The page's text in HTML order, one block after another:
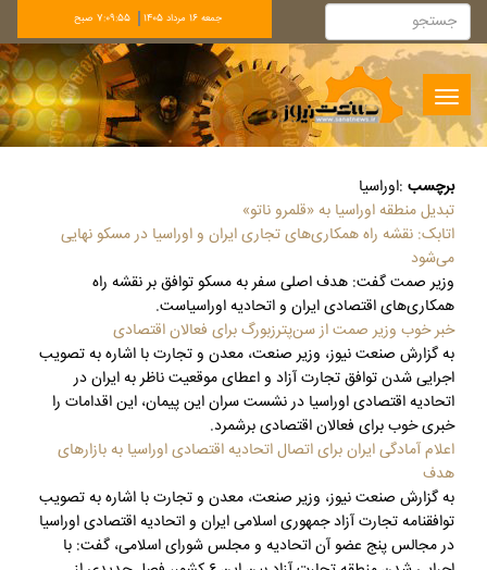
جمعه 16 مرداد 1405 7:09:55 صبح
Toggle
navigation
برچسب :اوراسیا
تبدیل منطقه اوراسیا به «قلمرو ناتو»
اتابک: نقشه راه همکاری‌های تجاری ایران و اوراسیا در مسکو نهایی
می‌شود
وزیر صمت گفت: هدف اصلی سفر به مسکو توافق بر نقشه راه
همکاری‌های اقتصادی ایران و اتحادیه اوراسیاست.
خبر خوب وزیر صمت از سن‌پترزبورگ برای فعالان اقتصادی
به گزارش صنعت نیوز، وزیر صنعت، معدن و تجارت با اشاره به تصویب
اجرایی شدن توافق تجارت آزاد و اعطای موقعیت ناظر به ایران در
اتحادیه اقتصادی اوراسیا در نشست سران این پیمان، این اقدامات را
خبری خوب برای فعالان اقتصادی برشمرد.
اعلام آمادگی ایران برای اتصال اتحادیه اقتصادی اوراسیا به بازارهای
هدف
به گزارش صنعت نیوز، وزیر صنعت، معدن و تجارت با اشاره به تصویب
توافقنامه تجارت آزاد جمهوری اسلامی ایران و اتحادیه اقتصادی اوراسیا
در مجالس پنج عضو آن اتحادیه و مجلس شورای اسلامی، گفت: با